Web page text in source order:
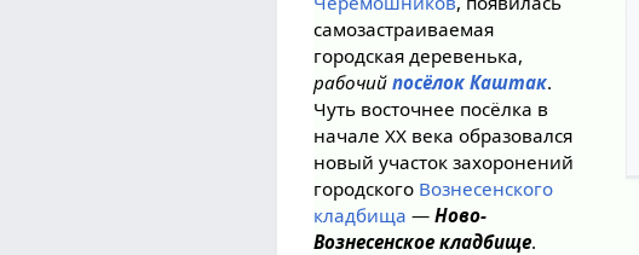
самозастраиваемая
городская деревенька,
рабочийпосёлок Каштак.
Чуть восточнее посёлка в
начале XX века образовался
новый участок захоронений
городского Вознесенского
кладбища —Ново-
Вознесенское кладбище.